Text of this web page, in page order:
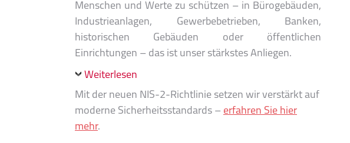
Menschen und Werte zu schützen – in Bürogebäuden,
Industrieanlagen, Gewerbebetrieben, Banken,
historischen Gebäuden oder öffentlichen
Einrichtungen – das ist unser stärkstes Anliegen.
Weiterlesen
Mit der neuen NIS-2-Richtlinie setzen wir verstärkt auf
moderne Sicherheitsstandards – erfahren Sie hier
mehr.